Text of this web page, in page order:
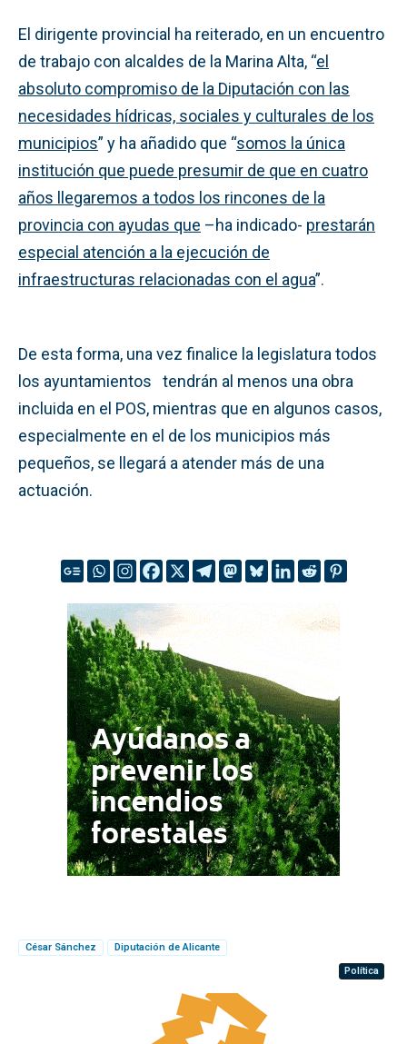
El dirigente provincial ha reiterado, en un encuentro
de trabajo con alcaldes de la Marina Alta, “el
absoluto compromiso de la Diputación con las
necesidades hídricas, sociales y culturales de los
municipios” y ha añadido que “somos la única
institución que puede presumir de que en cuatro
años llegaremos a todos los rincones de la
provincia con ayudas que –ha indicado- prestarán
especial atención a la ejecución de
infraestructuras relacionadas con el agua”.
De esta forma, una vez finalice la legislatura todos
los ayuntamientos tendrán al menos una obra
incluida en el POS, mientras que en algunos casos,
especialmente en el de los municipios más
pequeños, se llegará a atender más de una
actuación.
César Sánchez
Diputación de Alicante
Política